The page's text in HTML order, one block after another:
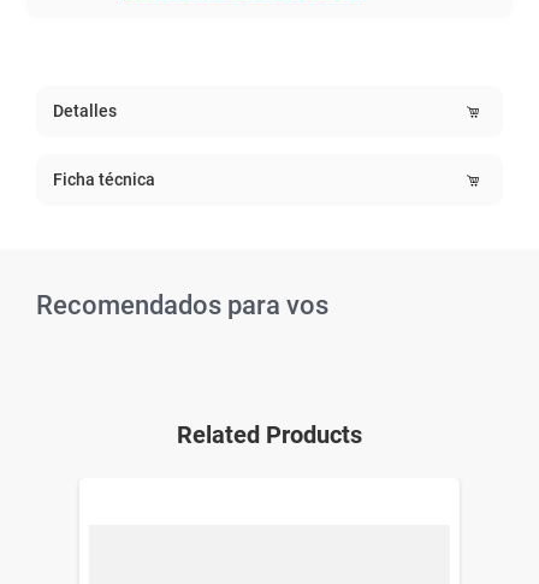
Detalles
Ficha técnica
Recomendados para vos
Related Products